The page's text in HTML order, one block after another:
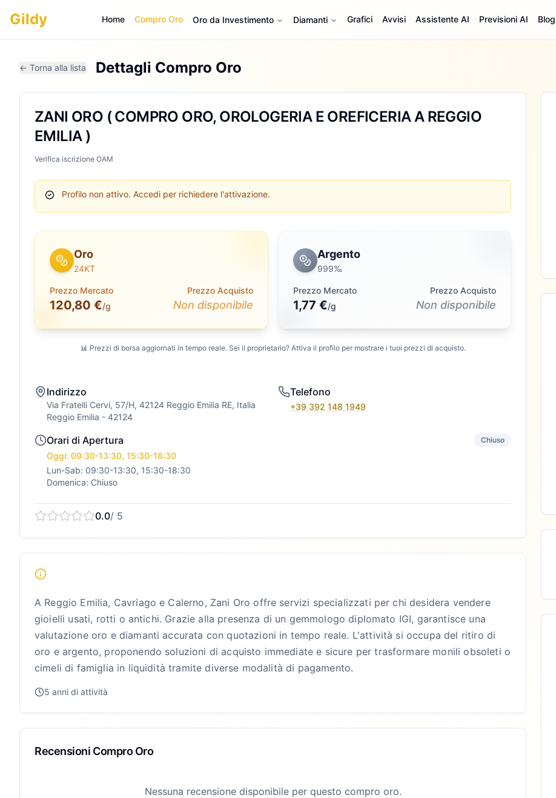
Gildy Home Compro Oro Oro da Investimento Diamanti Grafici Avvisi Assistente AI Previsioni AI Blog
← Torna alla lista Dettagli Compro Oro
ZANI ORO ( COMPRO ORO, OROLOGERIA E OREFICERIA A REGGIO
EMILIA )
Verifica iscrizione OAM
Profilo non attivo. Accedi per richiedere l'attivazione.
Oro
24KT
Prezzo Mercato
120,80 €/g
Prezzo Acquisto
Non disponibile
Argento
999‰
Prezzo Mercato
1,77 €/g
Prezzo Acquisto
Non disponibile
📊 Prezzi di borsa aggiornati in tempo reale. Sei il proprietario? Attiva il profilo per mostrare i tuoi prezzi di acquisto.
Indirizzo
Via Fratelli Cervi, 57/H, 42124 Reggio Emilia RE, Italia
Reggio Emilia - 42124
Telefono
+39 392 148 1949
Orari di Apertura Chiuso
Oggi: 09:30-13:30, 15:30-18:30
Lun-Sab: 09:30-13:30, 15:30-18:30
Domenica: Chiuso
0.0/ 5
A Reggio Emilia, Cavriago e Calerno, Zani Oro offre servizi specializzati per chi desidera vendere
gioielli usati, rotti o antichi. Grazie alla presenza di un gemmologo diplomato IGI, garantisce una
valutazione oro e diamanti accurata con quotazioni in tempo reale. L'attività si occupa del ritiro di
oro e argento, proponendo soluzioni di acquisto immediate e sicure per trasformare monili obsoleti o
cimeli di famiglia in liquidità tramite diverse modalità di pagamento.
5 anni di attività
Recensioni Compro Oro
Nessuna recensione disponibile per questo compro oro.